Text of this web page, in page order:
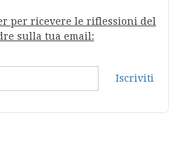
per ricevere le riflessioni del
sulla tua email:
Iscriviti